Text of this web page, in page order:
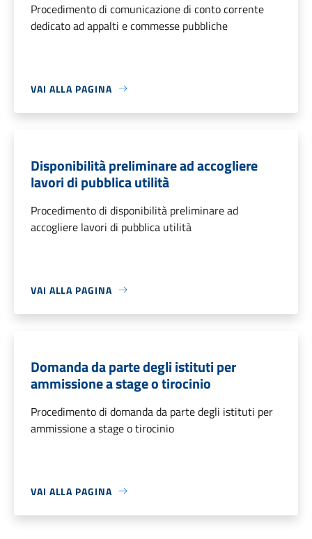
Procedimento di comunicazione di conto corrente
dedicato ad appalti e commesse pubbliche
VAI ALLA PAGINA
Disponibilità preliminare ad accogliere
lavori di pubblica utilità
Procedimento di disponibilità preliminare ad
accogliere lavori di pubblica utilità
VAI ALLA PAGINA
Domanda da parte degli istituti per
ammissione a stage o tirocinio
Procedimento di domanda da parte degli istituti per
ammissione a stage o tirocinio
VAI ALLA PAGINA